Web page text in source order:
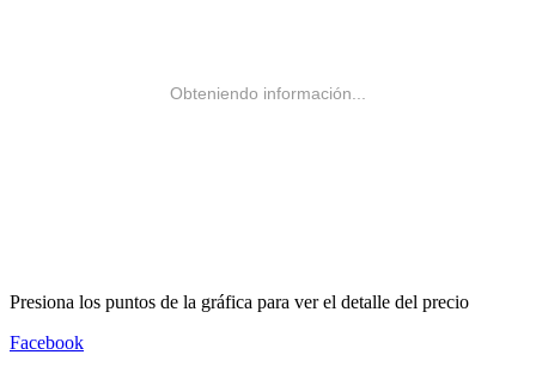
Obteniendo información...
Presiona los puntos de la gráfica para ver el detalle del precio
Facebook